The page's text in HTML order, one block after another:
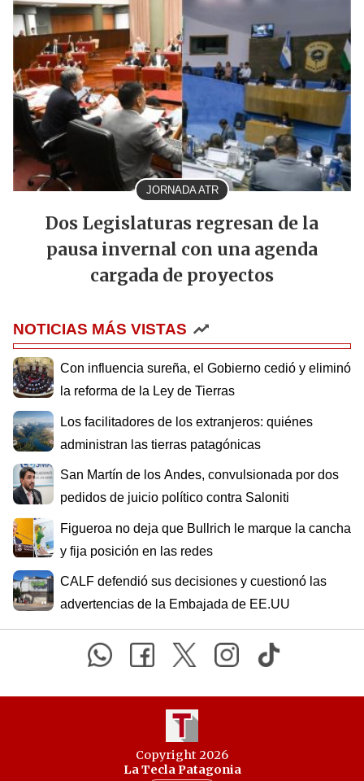
JORNADA ATR
Dos Legislaturas regresan de la
pausa invernal con una agenda
cargada de proyectos
NOTICIAS MÁS VISTAS
Con influencia sureña, el Gobierno cedió y eliminó
la reforma de la Ley de Tierras
Los facilitadores de los extranjeros: quiénes
administran las tierras patagónicas
San Martín de los Andes, convulsionada por dos
pedidos de juicio político contra Saloniti
Figueroa no deja que Bullrich le marque la cancha
y fija posición en las redes
CALF defendió sus decisiones y cuestionó las
advertencias de la Embajada de EE.UU
Copyright 2026
La Tecla Patagonia